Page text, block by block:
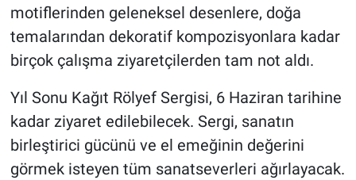
motiflerinden geleneksel desenlere, doğa
temalarından dekoratif kompozisyonlara kadar
birçok çalışma ziyaretçilerden tam not aldı.
Yıl Sonu Kağıt Rölyef Sergisi, 6 Haziran tarihine
kadar ziyaret edilebilecek. Sergi, sanatın
birleştirici gücünü ve el emeğinin değerini
görmek isteyen tüm sanatseverleri ağırlayacak.